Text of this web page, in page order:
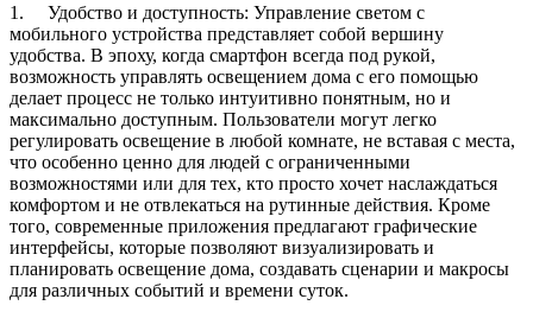
1. Удобство и доступность: Управление светом с
мобильного устройства представляет собой вершину
удобства. В эпоху, когда смартфон всегда под рукой,
возможность управлять освещением дома с его помощью
делает процесс не только интуитивно понятным, но и
максимально доступным. Пользователи могут легко
регулировать освещение в любой комнате, не вставая с места,
что особенно ценно для людей с ограниченными
возможностями или для тех, кто просто хочет наслаждаться
комфортом и не отвлекаться на рутинные действия. Кроме
того, современные приложения предлагают графические
интерфейсы, которые позволяют визуализировать и
планировать освещение дома, создавать сценарии и макросы
для различных событий и времени суток.